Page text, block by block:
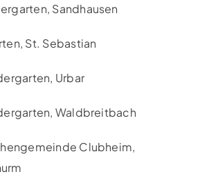
Sandhausen
St. Sebastian
Urbar
Waldbreitbach
Clubheim,